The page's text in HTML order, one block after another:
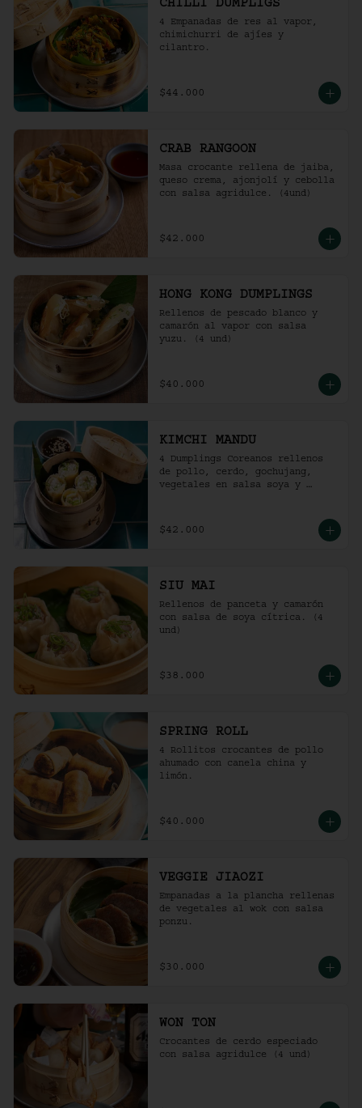
CHILLI DUMPLIGS
4 Empanadas de res al vapor,
chimichurri de ajíes y
cilantro.
$44.000
CRAB RANGOON
Masa crocante rellena de jaiba,
queso crema, ajonjolí y cebolla
con salsa agridulce. (4und)
$42.000
HONG KONG DUMPLINGS
Rellenos de pescado blanco y
camarón al vapor con salsa
yuzu. (4 und)
$40.000
KIMCHI MANDU
4 Dumplings Coreanos rellenos
de pollo, cerdo, gochujang,
vegetales en salsa soya y
$42.000
SIU MAI
Rellenos de panceta y camarón
con salsa de soya cítrica. (4
und)
$38.000
SPRING ROLL
4 Rollitos crocantes de pollo
ahumado con canela china y
limón.
$40.000
VEGGIE JIAOZI
Empanadas a la plancha rellenas
de vegetales al wok con salsa
ponzu.
$30.000
WON TON
Crocantes de cerdo especiado
con salsa agridulce (4 und)